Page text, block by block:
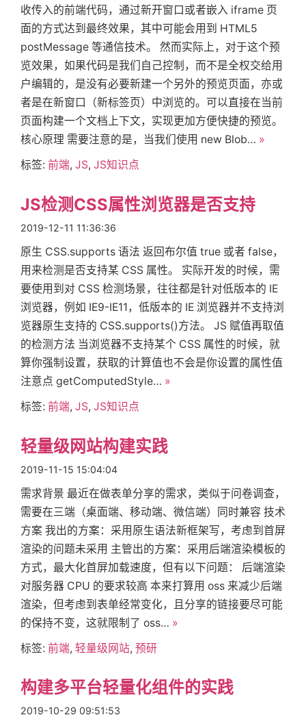
首
页
关
于
搜
索
收传入的前端代码，通过新开窗口或者嵌入 iframe 页
面的方式达到最终效果，其中可能会用到 HTML5
postMessage 等通信技术。 然而实际上，对于这个预
览效果，如果代码是我们自己控制，而不是全权交给用
户编辑的，是没有必要新建一个另外的预览页面，亦或
者是在新窗口（新标签页）中浏览的。可以直接在当前
页面构建一个文档上下文，实现更加方便快捷的预览。
核心原理 需要注意的是，当我们使用 new Blob… »
标签: 前端, JS, JS知识点
JS检测CSS属性浏览器是否支持
2019-12-11 11:36:36
原生 CSS.supports 语法 返回布尔值 true 或者 false，
用来检测是否支持某 CSS 属性。 实际开发的时候，需
要使用到对 CSS 检测场景，往往都是针对低版本的 IE
浏览器，例如 IE9-IE11，低版本的 IE 浏览器并不支持浏
览器原生支持的 CSS.supports()方法。 JS 赋值再取值
的检测方法 当浏览器不支持某个 CSS 属性的时候，就
算你强制设置，获取的计算值也不会是你设置的属性值
注意点 getComputedStyle… »
标签: 前端, JS, JS知识点
轻量级网站构建实践
2019-11-15 15:04:04
需求背景 最近在做表单分享的需求，类似于问卷调查，
需要在三端（桌面端、移动端、微信端）同时兼容 技术
方案 我出的方案：采用原生语法新框架写，考虑到首屏
渲染的问题未采用 主管出的方案：采用后端渲染模板的
方式，最大化首屏加载速度，但有以下问题： 后端渲染
对服务器 CPU 的要求较高 本来打算用 oss 来减少后端
渲染，但考虑到表单经常变化，且分享的链接要尽可能
的保持不变，这就限制了 oss… »
标签: 前端, 轻量级网站, 预研
构建多平台轻量化组件的实践
2019-10-29 09:51:53